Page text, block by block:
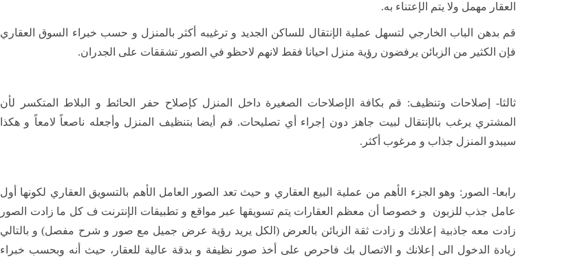
العقار مهمل ولا يتم الإعتناء به.
قم بدهن الباب الخارجي لتسهل عملية الإنتقال للساكن الجديد و ترغيبه أكثر بالمنزل و حسب خبراء السوق العقاري
فإن الكثير من الزبائن يرفضون رؤية منزل احيانا فقط لانهم لاحظو في الصور تشققات على الجدران.
ثالثا- إصلاحات وتنظيف: قم بكافة الإصلاحات الصغيرة داخل المنزل كإصلاح حفر الحائط و البلاط المتكسر لأن
المشتري يرغب بالإنتقال لبيت جاهز دون إجراء أي تصليحات. قم أيضا بتنظيف المنزل وأجعله ناصعاً لامعاً و هكذا
سيبدو المنزل جذاب و مرغوب أكثر.
رابعا- الصور: وهو الجزء الأهم من عملية البيع العقاري و حيث تعد الصور العامل الأهم بالتسويق العقاري لكونها أول
عامل جذب للزبون و خصوصا أن معظم العقارات يتم تسويقها عبر مواقع و تطبيقات الإنترنت ف كل ما زادت الصور
زادت معه جاذبية إعلانك و زادت ثقة الزبائن بالعرض (الكل يريد رؤية عرض جميل مع صور و شرح مفصل) و بالتالي
زيادة الدخول الى إعلانك و الاتصال بك فاحرص على أخذ صور نظيفة و بدقة عالية للعقار، حيث أنه وبحسب خبراء